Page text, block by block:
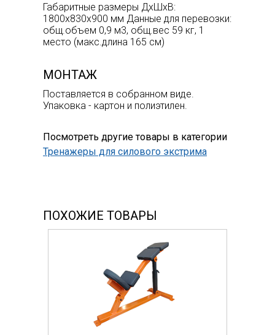
Габаритные размеры ДхШхВ:
1800х830х900 мм Данные для перевозки:
общ.объем 0,9 м3, общ.вес 59 кг, 1
место (макс.длина 165 см)
МОНТАЖ
Поставляется в собранном виде.
Упаковка - картон и полиэтилен.
Посмотреть другие товары в категории
Тренажеры для силового экстрима
ПОХОЖИЕ ТОВАРЫ